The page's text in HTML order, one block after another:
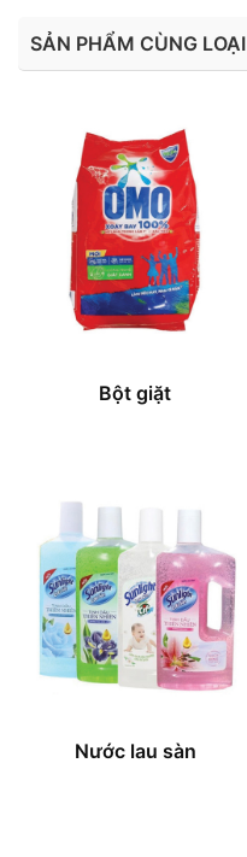
SẢN PHẨM CÙNG LOẠI
Bột giặt
Nước lau sàn